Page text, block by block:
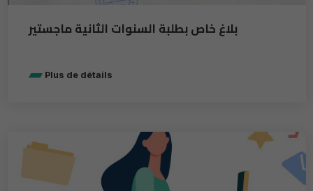
بلاغ خاص بطلبة السنوات الثانية ماجستير
Plus de détails